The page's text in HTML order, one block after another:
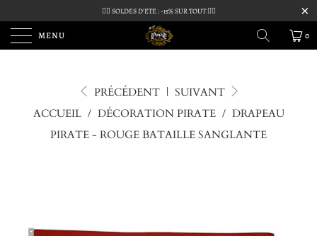
🏴‍☠️ SOLDES D'ETE : -15% SUR TOUT 🏴‍☠️
MENU 0
PRÉCÉDENT | SUIVANT
ACCUEIL / DÉCORATION PIRATE / DRAPEAU
PIRATE - ROUGE BATAILLE SANGLANTE